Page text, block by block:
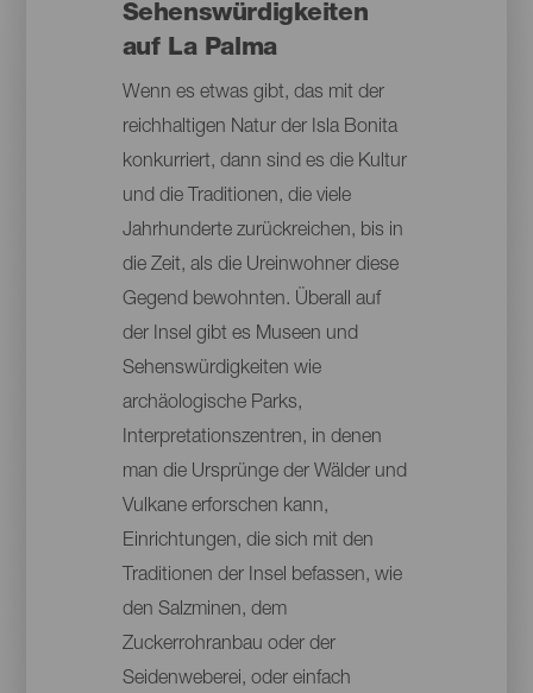
Sehenswürdigkeiten
auf La Palma
Wenn es etwas gibt, das mit der
reichhaltigen Natur der Isla Bonita
konkurriert, dann sind es die Kultur
und die Traditionen, die viele
Jahrhunderte zurückreichen, bis in
die Zeit, als die Ureinwohner diese
Gegend bewohnten. Überall auf
der Insel gibt es Museen und
Sehenswürdigkeiten wie
archäologische Parks,
Interpretationszentren, in denen
man die Ursprünge der Wälder und
Vulkane erforschen kann,
Einrichtungen, die sich mit den
Traditionen der Insel befassen, wie
den Salzminen, dem
Zuckerrohranbau oder der
Seidenweberei, oder einfach